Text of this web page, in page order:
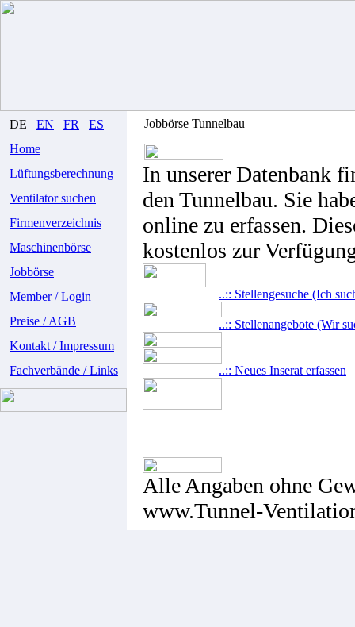
DE EN FR
ES
Home
Lüftungsberechnung
Ventilator suchen
Firmenverzeichnis
Maschinenbörse
Jobbörse
Member / Login
Preise / AGB
Kontakt / Impressum
Fachverbände / Links
Jobbörse Tunnelbau
In unserer Datenbank
den Tunnelbau. Sie
online zu erfassen.
kostenlos zur
..:: Stellengesuche (Ich
..:: Stellenangebote (Wir
..:: Neues Inserat erfassen
Alle Angaben ohne
www.Tunnel-